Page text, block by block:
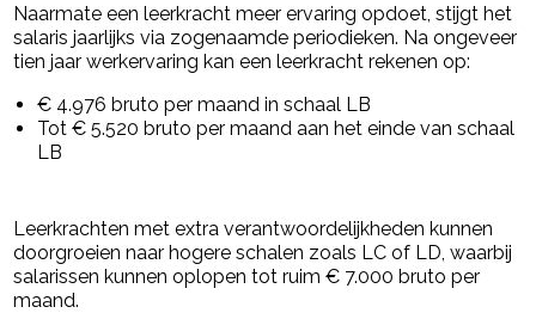
Naarmate een leerkracht meer ervaring opdoet, stijgt het
salaris jaarlijks via zogenaamde periodieken. Na ongeveer
tien jaar werkervaring kan een leerkracht rekenen op:
€ 4.976 bruto per maand in schaal LB
Tot € 5.520 bruto per maand aan het einde van schaal
LB
Leerkrachten met extra verantwoordelijkheden kunnen
doorgroeien naar hogere schalen zoals LC of LD, waarbij
salarissen kunnen oplopen tot ruim € 7.000 bruto per
maand.